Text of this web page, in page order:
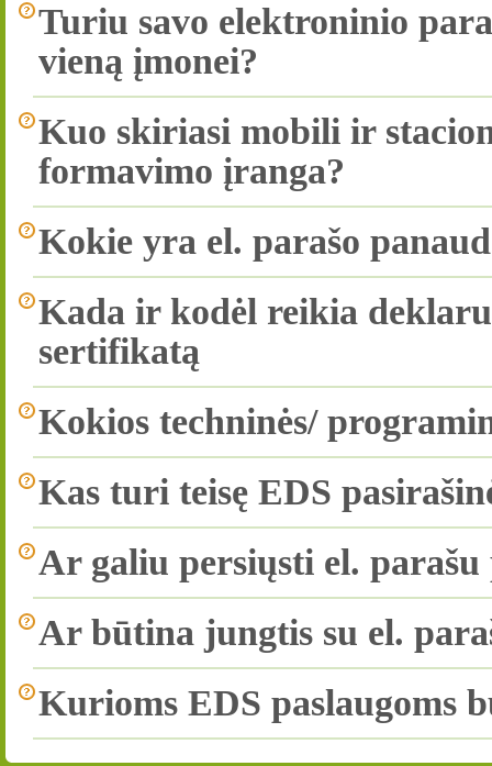
Turiu savo elektroninio
vieną įmonei?
Kuo skiriasi mobili ir
formavimo įranga?
Kokie yra el. parašo
Kada ir kodėl reikia
sertifikatą
Kokios techninės/
Kas turi teisę EDS
Ar galiu persiųsti el.
Ar būtina jungtis su el.
Kurioms EDS paslaugoms